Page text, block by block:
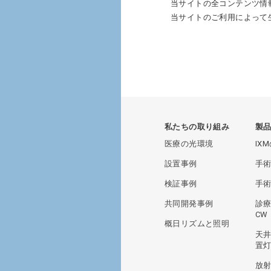
当サイトの全コンテンツ
当サイトのご利用によっ
私たちの取り組み
医療の光環境
設置事例
検証事例
共同開発事例
概日リズムと照明
製品
手
手
診
CW
天
置
放